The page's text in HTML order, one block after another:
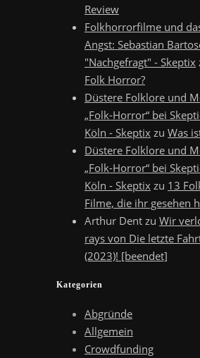
Review
Folkhorrorfilme und
Angst: Sebastian
"Nachgefragt" - Skeptix
Folk Horror?
Düstere Folklore und
„Folk-Horror“ bei
Köln - Skeptix zu Was
Düstere Folklore und
„Folk-Horror“ bei
Köln - Skeptix zu 13
Filme, die ihr gesehen
Arthur Dent zu Wir
rays von Die letzte
(2023)! [beendet]
Kategorien
Abgründe
Allgemein
Crowdfunding